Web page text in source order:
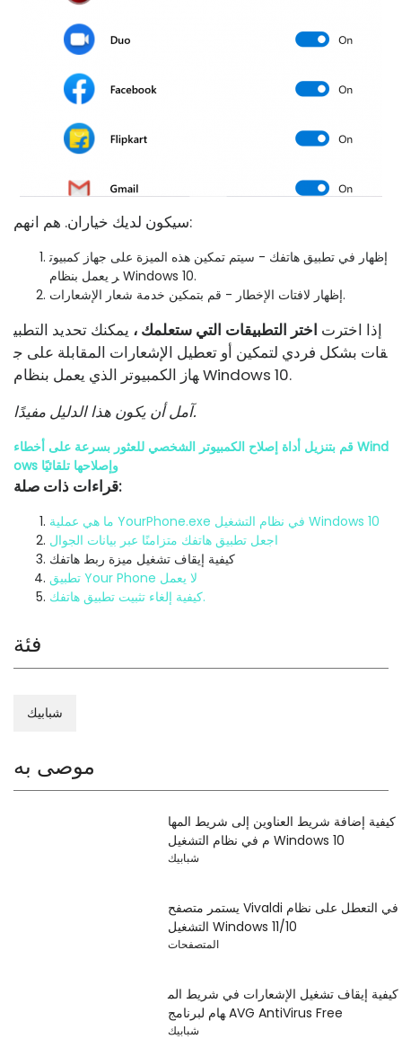
سيكون لديك خياران. هم انهم:
إظهار في تطبيق هاتفك - سيتم تمكين هذه الميزة على جهاز كمبيوت
ر يعمل بنظام Windows 10.
إظهار لافتات الإخطار - قم بتمكين خدمة شعار الإشعارات.
إذا اخترت اختر التطبيقات التي ستعلمك ، يمكنك تحديد التطبي
قات بشكل فردي لتمكين أو تعطيل الإشعارات المقابلة على ج
هاز الكمبيوتر الذي يعمل بنظام Windows 10.
آمل أن يكون هذا الدليل مفيدًا.
قم بتنزيل أداة إصلاح الكمبيوتر الشخصي للعثور بسرعة على أخطاء Wind
ows وإصلاحها تلقائيًا
قراءات ذات صلة:
ما هي عملية YourPhone.exe في نظام التشغيل Windows 10
اجعل تطبيق هاتفك متزامنًا عبر بيانات الجوال
كيفية إيقاف تشغيل ميزة ربط هاتفك
تطبيق Your Phone لا يعمل
كيفية إلغاء تثبيت تطبيق هاتفك.
فئة
شبابيك
موصى به
كيفية إضافة شريط العناوين إلى شريط المها
م في نظام التشغيل Windows 10
شبابيك
يستمر متصفح Vivaldi في التعطل على نظام
التشغيل Windows 11/10
المتصفحات
كيفية إيقاف تشغيل الإشعارات في شريط الم
هام لبرنامج AVG AntiVirus Free
شبابيك